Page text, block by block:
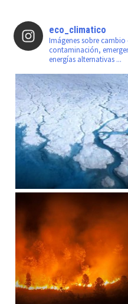
eco_climatico
Imágenes sobre
contaminación,
energías alternativas ...